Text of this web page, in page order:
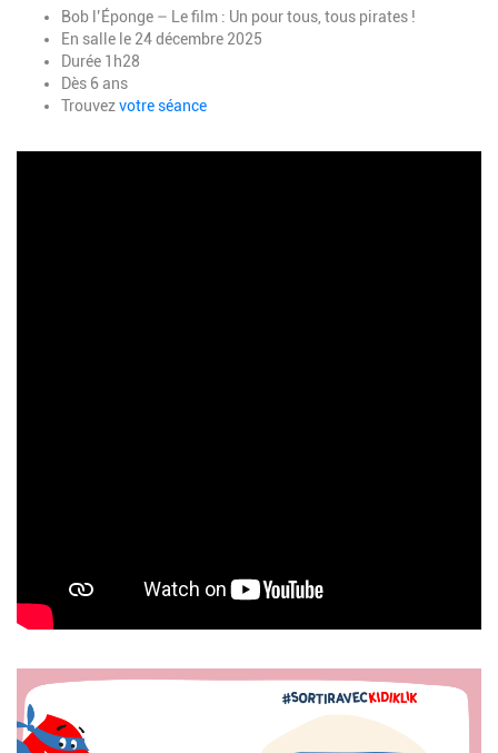
DescriptionBob l’Éponge – Le film : Un pour tous, tous pirates !
En salle le 24 décembre 2025
Durée 1h28
Dès 6 ans
Trouvezvotre séance